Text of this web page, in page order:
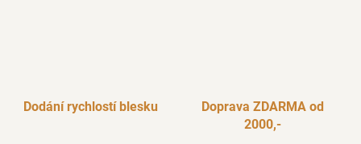
Dodání rychlostí blesku
Doprava ZDARMA od
2000,-